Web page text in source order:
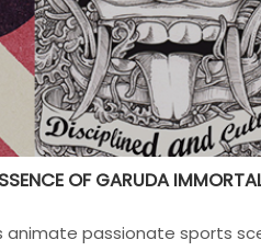
OF GARUDA
passionate sports